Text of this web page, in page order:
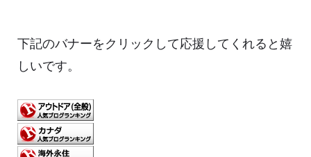
下記のバナーをクリックして応援してくれると嬉
しいです。